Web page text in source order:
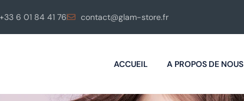
+33 6 01 84 41 76 contact@glam-store.fr
ACCUEIL A PROPOS DE NOUS